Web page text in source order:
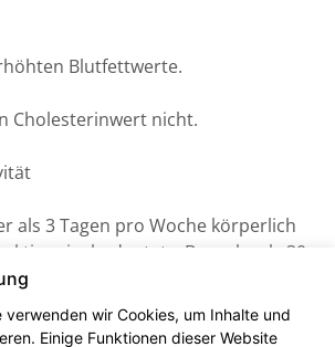
Blutfettwerte.
Cholesterinwert nicht.
als 3 Tagen pro Woche körperlich
aktiv sein, bedeutet z.B.: mehr als 30
gehen, Rad fahren, laufen etc.).
3 Tagen körperlich aktiv.
verwenden wir Cookies, um Inhalte und
Einige Funktionen dieser Website